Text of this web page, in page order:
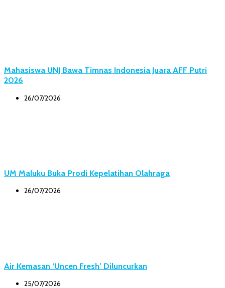
Mahasiswa UNJ Bawa Timnas Indonesia Juara AFF Putri
2026
26/07/2026
UM Maluku Buka Prodi Kepelatihan Olahraga
26/07/2026
Air Kemasan ‘Uncen Fresh’ Diluncurkan
25/07/2026